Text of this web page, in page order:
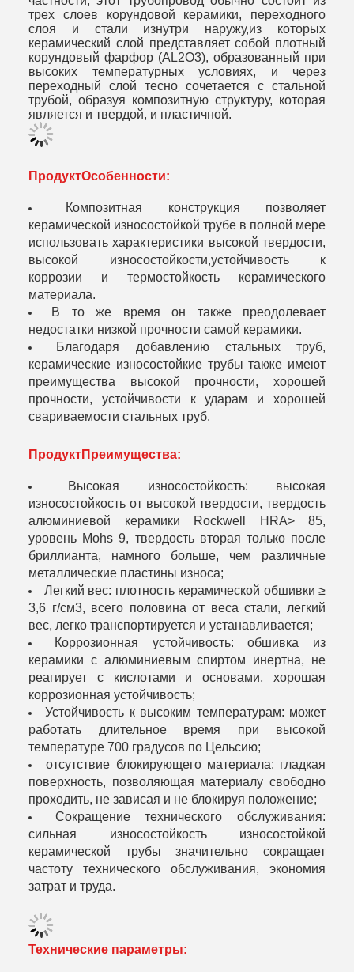
трех слоев корундовой керамики, переходного
слоя и стали изнутри наружу,из которых
керамический слой представляет собой плотный
корундовый фарфор (AL2O3), образованный при
высоких температурных условиях, и через
переходный слой тесно сочетается с стальной
трубой, образуя композитную структуру, которая
является и твердой, и пластичной.
ПродуктОсобенности:
Композитная конструкция позволяет
керамической износостойкой трубе в полной мере
использовать характеристики высокой твердости,
высокой износостойкости,устойчивость к
коррозии и термостойкость керамического
материала.
В то же время он также преодолевает
недостатки низкой прочности самой керамики.
Благодаря добавлению стальных труб,
керамические износостойкие трубы также имеют
преимущества высокой прочности, хорошей
прочности, устойчивости к ударам и хорошей
свариваемости стальных труб.
ПродуктПреимущества:
Высокая износостойкость: высокая
износостойкость от высокой твердости, твердость
алюминиевой керамики Rockwell HRA> 85,
уровень Mohs 9, твердость вторая только после
бриллианта, намного больше, чем различные
металлические пластины износа;
Легкий вес: плотность керамической обшивки ≥
3,6 г/см3, всего половина от веса стали, легкий
вес, легко транспортируется и устанавливается;
Коррозионная устойчивость: обшивка из
керамики с алюминиевым спиртом инертна, не
реагирует с кислотами и основами, хорошая
коррозионная устойчивость;
Устойчивость к высоким температурам: может
работать длительное время при высокой
температуре 700 градусов по Цельсию;
отсутствие блокирующего материала: гладкая
поверхность, позволяющая материалу свободно
проходить, не зависая и не блокируя положение;
Сокращение технического обслуживания:
сильная износостойкость износостойкой
керамической трубы значительно сокращает
частоту технического обслуживания, экономия
затрат и труда.
Технические параметры: